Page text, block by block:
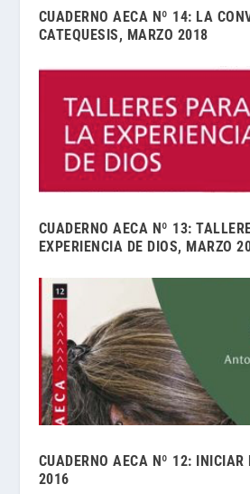
CUADERNO AECA Nº 14: LA
CATEQUESIS, MARZO 2018
CUADERNO AECA Nº 13:
EXPERIENCIA DE DIOS, MARZO
CUADERNO AECA Nº 12: INICIAR
2016